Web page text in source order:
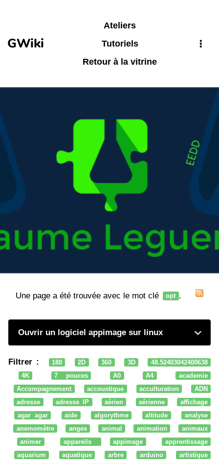
GWiki
Ateliers
Tutoriels
Retour à la vitrine
Une page a été trouvée avec le mot clé opt .
Ouvrir un logiciel appimage sur linux
Filtrer : 180 2D 360 3D
48.52403042400638
4K
7 pouces A0 A4
academie
Accompagnement
accoustique acculturation
ADN
adresse
adresse IP aérien aérienne
affichage
agar agar
aide algorythme altitude
analyse
anemomètre
anges animal animation
animaux
animer
appareils appimage
apprentissage
aquarium
aquatique arbre arduino
artistique